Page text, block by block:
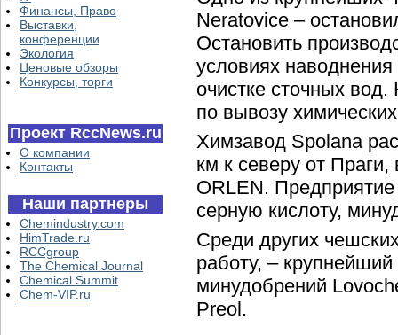
Финансы, Право
Выставки,
конференции
Экология
Ценовые обзоры
Конкурсы, торги
Проект RccNews.ru
О компании
Контакты
Наши партнеры
Chemindustry.com
HimTrade.ru
RCCgroup
The Chemical Journal
Chemical Summit
Chem-VIP.ru
Neratovice –
Остановить
условиях
очистке сточных
по вывозу
Химзавод Spolana
км к северу от
ORLEN.
серную кислоту,
Среди других
работу, –
минудобрений
Preol.